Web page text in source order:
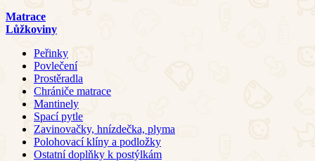
Matrace
Lůžkoviny
Peřinky
Povlečení
Prostěradla
Chrániče matrace
Mantinely
Spací pytle
Zavinovačky, hnízdečka, plyma
Polohovací klíny a podložky
Ostatní doplňky k postýlkám